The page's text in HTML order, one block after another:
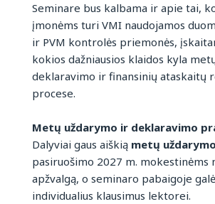
Seminare bus kalbama ir apie tai,
įmonėms turi VMI naudojamos
ir PVM kontrolės priemonės,
kokios dažniausios klaidos kyla
deklaravimo ir finansinių ataskaitų
procese.
Metų uždarymo ir deklaravimo
Dalyviai gaus aiškią metų uždarymo
pasiruošimo 2027 m. mokestinėms
apžvalgą, o seminaro pabaigoje
individualius klausimus lektorei.